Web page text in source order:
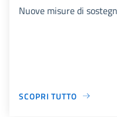
Nuove misure di
SCOPRI TUTTO